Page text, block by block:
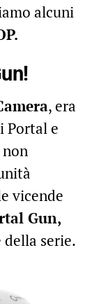
alcuni
, era
Portal e
vicende
Gun,
serie.